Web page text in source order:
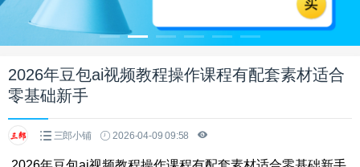
2026年豆包ai视频教程操作课程有配套素材适合
零基础新手
三郎小铺 2026-04-09 09:58